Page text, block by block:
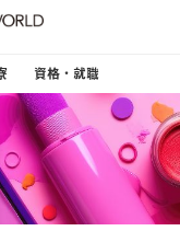
資格・就職